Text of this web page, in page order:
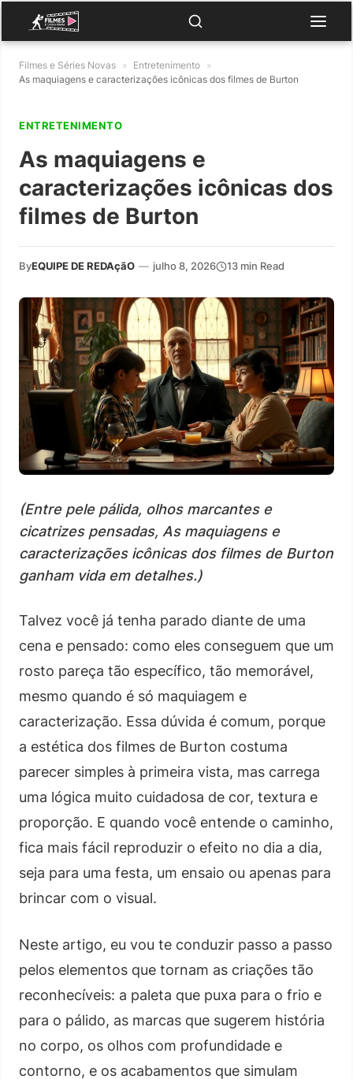
Filmes e Séries Novas » Entretenimento »
As maquiagens e caracterizações icônicas dos filmes de Burton
ENTRETENIMENTO
As maquiagens e
caracterizações icônicas dos
filmes de Burton
ByEQUIPE DE REDAçãO — julho 8, 2026 13 min Read
(Entre pele pálida, olhos marcantes e
cicatrizes pensadas, As maquiagens e
caracterizações icônicas dos filmes de Burton
ganham vida em detalhes.)
Talvez você já tenha parado diante de uma
cena e pensado: como eles conseguem que um
rosto pareça tão específico, tão memorável,
mesmo quando é só maquiagem e
caracterização. Essa dúvida é comum, porque
a estética dos filmes de Burton costuma
parecer simples à primeira vista, mas carrega
uma lógica muito cuidadosa de cor, textura e
proporção. E quando você entende o caminho,
fica mais fácil reproduzir o efeito no dia a dia,
seja para uma festa, um ensaio ou apenas para
brincar com o visual.
Neste artigo, eu vou te conduzir passo a passo
pelos elementos que tornam as criações tão
reconhecíveis: a paleta que puxa para o frio e
para o pálido, as marcas que sugerem história
no corpo, os olhos com profundidade e
contorno, e os acabamentos que simulam